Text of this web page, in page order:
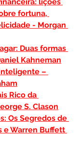
fortuna,
- Morgan
Duas formas
Kahneman
–
Rico da
S. Clason
Os Segredos de
e Warren Buffett